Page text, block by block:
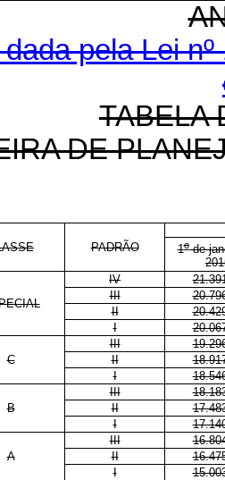
pela Lei
TABELA
DE
PADRÃO 1ode
IV
III
II
I
C
III
II
I
B
III
II
I
A
III
II
I